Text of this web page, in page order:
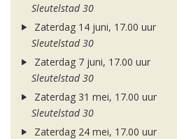
Sleutelstad 30
Zaterdag 14 juni, 17.00 uur
Sleutelstad 30
Zaterdag 7 juni, 17.00 uur
Sleutelstad 30
Zaterdag 31 mei, 17.00 uur
Sleutelstad 30
Zaterdag 24 mei, 17.00 uur